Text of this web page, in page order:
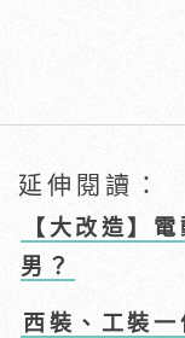
延伸閱讀：
【大改造】
男？
西裝、工裝